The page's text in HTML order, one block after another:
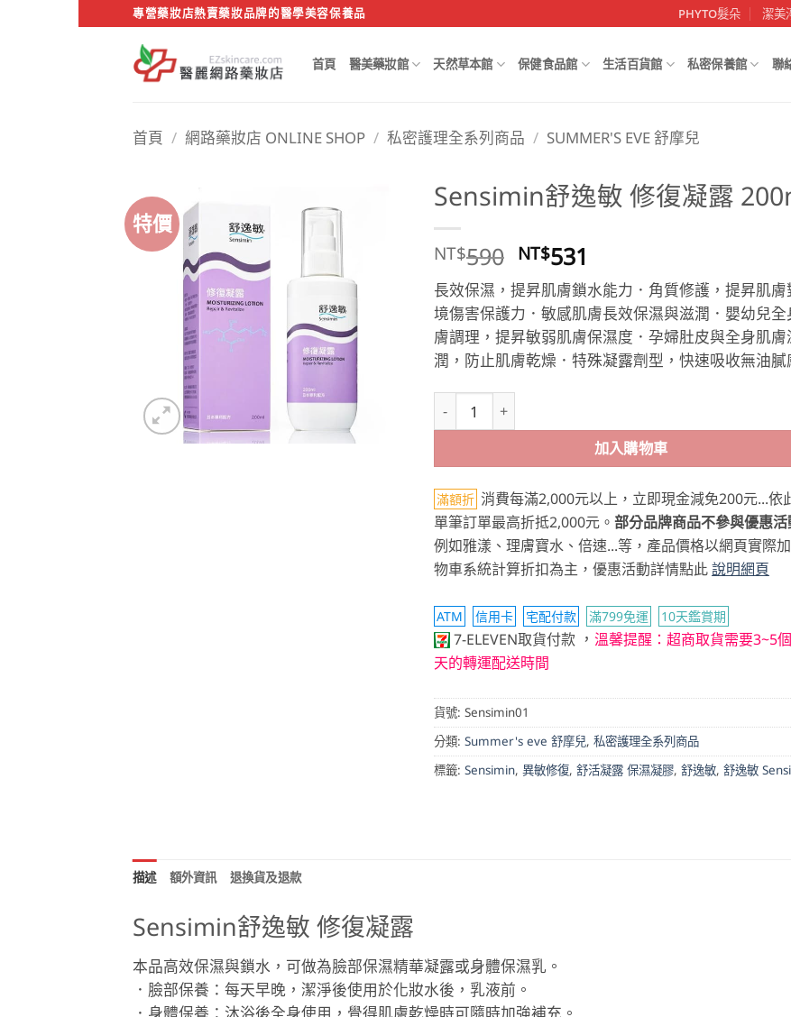
to
專營藥妝店熱賣藥妝品牌的醫學美容保養品 PHYTO髮朵 潔美
首頁 醫美藥妝館 天然草本館 保健食品館 生活百貨館 私密保養館 聯
首頁 / 網路藥妝店 ONLINE SHOP / 私密護理全系列商品 / SUMMER'S EVE 舒摩兒
特價
Sensimin舒逸敏 修復凝露
NT$590 原
始
價
格：
NT$590。
NT$531
前
價
格：
NT$531。
長效保濕，提昇肌膚鎖水能力．角質修護，提昇肌膚
境傷害保護力．敏感肌膚長效保濕與滋潤．嬰幼兒全
膚調理，提昇敏弱肌膚保濕度．孕婦肚皮與全身肌膚
潤，防止肌膚乾燥．特殊凝露劑型，快速吸收無油膩
Sensimin舒逸敏 修復凝露 200ml 數量
加入購物車
滿額折 消費每滿2,000元以上，立即現金減免200元...依
單筆訂單最高折抵2,000元。 部分品牌商品不參與優惠活
例如雅漾、理膚寶水、倍速...等，產品價格以網頁實際
物車系統計算折扣為主，優惠活動詳情點此說明網頁
ATM 信用卡 宅配付款 滿799免運 10天鑑賞期
7-ELEVEN取貨付款 ， 溫馨提醒：超商取貨需要3~5
天的轉運配送時間
貨號: Sensimin01
分類: Summer's eve 舒摩兒, 私密護理全系列商品
標籤: Sensimin, 異敏修復, 舒活凝露 保濕凝膠, 舒逸敏, 舒逸敏
描述 額外資訊 退換貨及退款
Sensimin舒逸敏 修復凝露
本品高效保濕與鎖水，可做為臉部保濕精華凝露或身體保濕乳。
．臉部保養：每天早晚，潔淨後使用於化妝水後，乳液前。
．身體保養：沐浴後全身使用，覺得肌膚乾燥時可隨時加強補充。